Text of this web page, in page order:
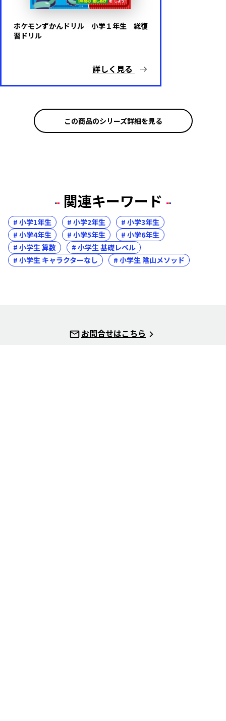
ポケモンずかんドリル 小学１年生 総復
習ドリル
詳しく見る
この商品のシリーズ詳細を見る
関連キーワード
# 小学1年生 # 小学2年生
# 小学3年生
# 小学4年生
# 小学5年生
# 小学6年生
# 小学生 算数
# 小学生 基礎レベル
# 小学生 キャラクターなし
# 小学生 陰山メソッド
お問合せはこちら